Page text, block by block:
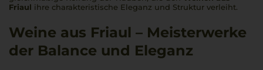
Friaul ihre charakteristische Eleganz und Struktur verleiht.
Weine aus Friaul – Meisterwerke
der Balance und Eleganz